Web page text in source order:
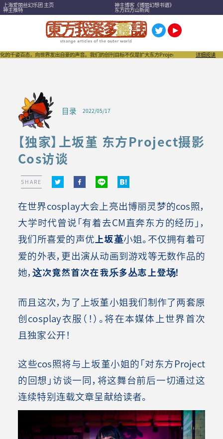
上海爱丽丝幻乐团 主页 神主博客《博丽幻想书谱》
神主推特 东方四方山新闻
态，向世界发出自豪的声音。我们的创刊目标不仅是扩大东方Project，也希望成为刺激“同人
详细阅读
目录 2022/05/17
【独家】上坂堇 东方Project摄影
Cos访谈
SHARE
在世界cosplay大会上亮出博丽灵梦的cos照，
大学时代曾说「有着去CM直奔东方的经历」，
我们所喜爱的声优上坂堇小姐。不仅拥有着可
爱的外表，更出演从动画到游戏等无数作品的
她，这次竟然首次在我乐多丛志上登场！
而且这次，为了上坂堇小姐我们制作了两套原
创cosplay衣服（！）。将在本媒体上世界首次
且独家公开！
这些cos照将与上坂堇小姐的「对东方Project
的回想」访谈一同，将这舞台前后一切通过这
连续特别连载文章呈献给读者。